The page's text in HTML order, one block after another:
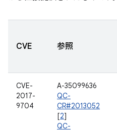
CVE 参照
CVE-
2017-
9704
A-35099636
QC-
CR#2013052
[2]
QC-